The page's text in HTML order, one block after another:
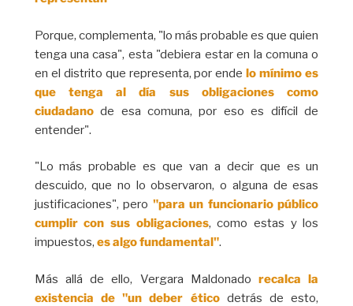
Porque, complementa, "lo más probable es que quien
tenga una casa", esta "debiera estar en la comuna o
en el distrito que representa, por endelo mínimo es
que tenga al día sus obligaciones como
ciudadanode esa comuna, por eso es difícil de
entender".
"Lo más probable es que van a decir que es un
descuido, que no lo observaron, o alguna de esas
justificaciones", pero "para un funcionario público
cumplir con sus obligaciones, como estas y los
impuestos, es algo fundamental".
Más allá de ello, Vergara Maldonadorecalca la
existencia de "un deber éticodetrás de esto,